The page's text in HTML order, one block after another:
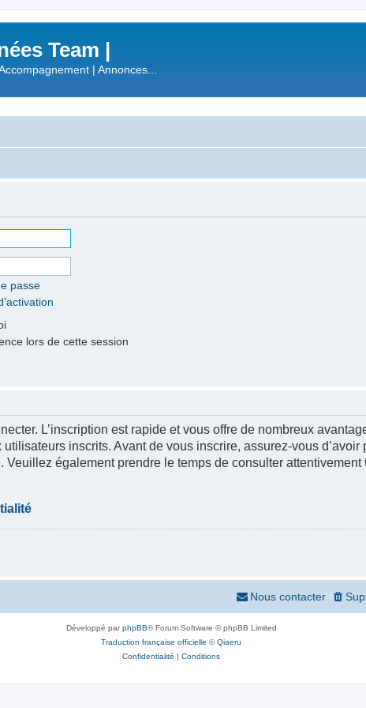
Team |
| Annonces...
passe
lors de cette session
L’inscription est rapide et vous offre de nombreux
inscrits. Avant de vous inscrire, assurez-vous
également prendre le temps de consulter
Nous contacter
Développé parphpBB® Forum Software © phpBB Limited
Traduction française officielle ©Qiaeru
Confidentialité | Conditions